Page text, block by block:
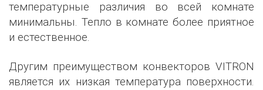
температурные различия во всей комнате
минимальны. Тепло в комнате более приятное
и естественное.
Другим преимуществом конвекторов VITRON
является их низкая температура поверхности.